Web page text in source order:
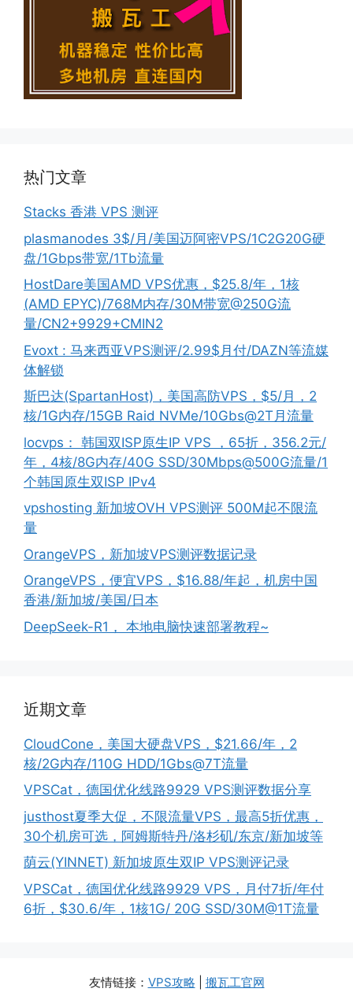
热门文章
Stacks 香港 VPS 测评
plasmanodes 3$/月/美国迈阿密VPS/1C2G20G硬
盘/1Gbps带宽/1Tb流量
HostDare美国AMD VPS优惠，$25.8/年，1核
(AMD EPYC)/768M内存/30M带宽@250G流
量/CN2+9929+CMIN2
Evoxt : 马来西亚VPS测评/2.99$月付/DAZN等流媒
体解锁
斯巴达(SpartanHost)，美国高防VPS，$5/月，2
核/1G内存/15GB Raid NVMe/10Gbs@2T月流量
locvps： 韩国双ISP原生IP VPS ，65折，356.2元/
年，4核/8G内存/40G SSD/30Mbps@500G流量/1
个韩国原生双ISP IPv4
vpshosting 新加坡OVH VPS测评 500M起不限流
量
OrangeVPS，新加坡VPS测评数据记录
OrangeVPS，便宜VPS，$16.88/年起，机房中国
香港/新加坡/美国/日本
DeepSeek-R1， 本地电脑快速部署教程~
近期文章
CloudCone，美国大硬盘VPS，$21.66/年，2
核/2G内存/110G HDD/1Gbs@7T流量
VPSCat，德国优化线路9929 VPS测评数据分享
justhost夏季大促，不限流量VPS，最高5折优惠，
30个机房可选，阿姆斯特丹/洛杉矶/东京/新加坡等
荫云(YINNET) 新加坡原生双IP VPS测评记录
VPSCat，德国优化线路9929 VPS，月付7折/年付
6折，$30.6/年，1核1G/ 20G SSD/30M@1T流量
友情链接： VPS攻略 搬瓦工官网